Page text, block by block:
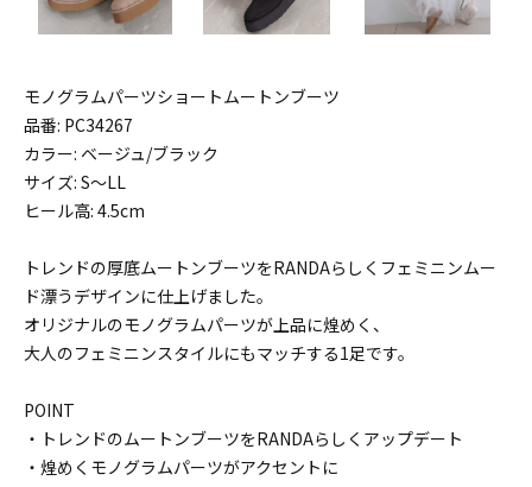
モノグラムパーツショートムートンブーツ
品番: PC34267
カラー: ベージュ/ブラック
サイズ: S〜LL
ヒール高: 4.5cm
トレンドの厚底ムートンブーツをRANDAらしくフェミニンムー
ド漂うデザインに仕上げました。
オリジナルのモノグラムパーツが上品に煌めく、
大人のフェミニンスタイルにもマッチする1足です。
POINT
・トレンドのムートンブーツをRANDAらしくアップデート
・煌めくモノグラムパーツがアクセントに